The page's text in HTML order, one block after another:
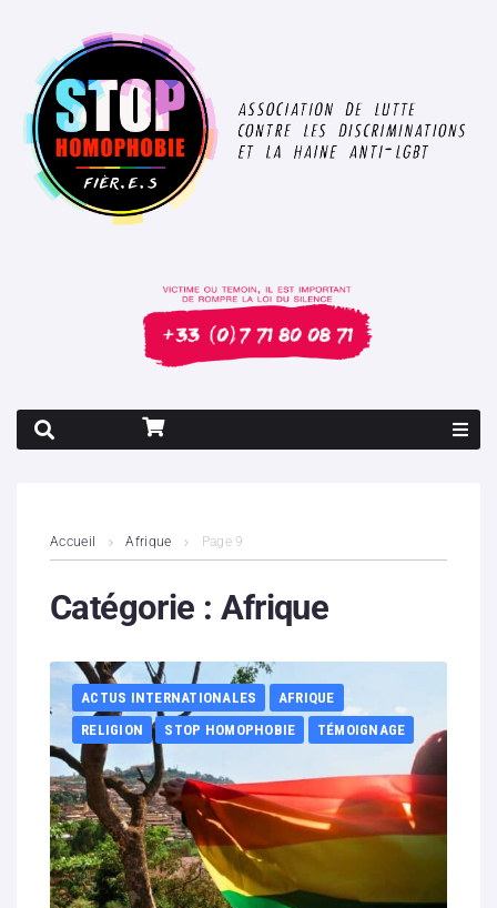
Boutique
Partenaires
Contacts
Hébergement solidaire
Accueil Afrique Page 9
Catégorie : Afrique
ACTUS INTERNATIONALES
AFRIQUE
RELIGION
STOP HOMOPHOBIE TÉMOIGNAGE